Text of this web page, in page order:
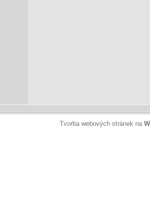
Tvorba webových stránek na